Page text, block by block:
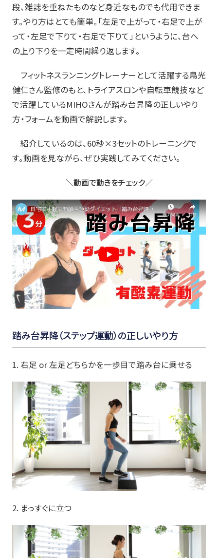
段、雑誌を重ねたものなど身近なものでも代用できま
す。やり方はとても簡単。「左足で上がって・右足で上が
って・左足で下りて・右足で下りて」というように、台へ
の上り下りを一定時間繰り返します。
フィットネスランニングトレーナーとして活躍する鳥光
健仁さん監修のもと、トライアスロンや自転車競技など
で活躍しているMIHOさんが踏み台昇降の正しいやり
方・フォームを動画で解説します。
紹介しているのは、60秒×3セットのトレーニングで
す。動画を見ながら、ぜひ実践してみてください。
＼動画で動きをチェック／
踏み台昇降（ステップ運動）の正しいやり方
1. 右足 or 左足どちらかを一歩目で踏み台に乗せる
2. まっすぐに立つ